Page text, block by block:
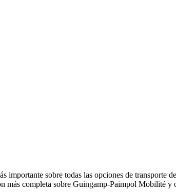
importante sobre todas las opciones de transporte
completa sobre Guingamp-Paimpol Mobilité y